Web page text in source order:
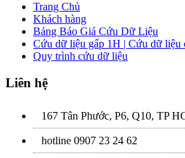
Trang Chủ
Khách hàng
Bảng Báo Giá Cứu Dữ Liệu
Cứu dữ liệu gấp 1H | Cứu dữ liệu
Quy trình cứu dữ liệu
Liên hệ
167 Tân Phước, P6, Q10, TP
hotline 0907 23 24 62